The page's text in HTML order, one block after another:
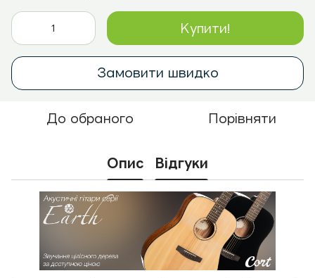
Купити!
Замовити швидко
До обраного Порівняти
Опис Відгуки